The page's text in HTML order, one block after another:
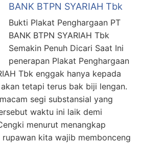
BANK BTPN SYARIAH Tbk
Bukti Plakat Penghargaan PT
BANK BTPN SYARIAH Tbk
Semakin Penuh Dicari Saat Ini
penerapan Plakat Penghargaan
Tbk enggak hanya kepada
tetapi terus bak biji lengan.
segi substansial yang
waktu ini laik demi
menurut menangkap
kita wajib membonceng